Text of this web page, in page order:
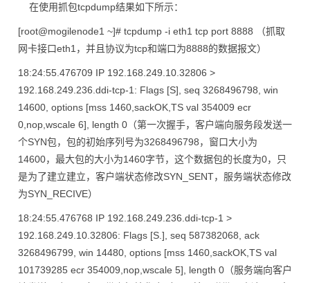
在使用抓包tcpdump结果如下所示：
[root@mogilenode1 ~]# tcpdump -i eth1 tcp port 8888 （抓取
网卡接口eth1，并且协议为tcp和端口为8888的数据报文）
18:24:55.476709 IP 192.168.249.10.32806 >
192.168.249.236.ddi-tcp-1: Flags [S], seq 3268496798, win
14600, options [mss 1460,sackOK,TS val 354009 ecr
0,nop,wscale 6], length 0（第一次握手，客户端向服务段发送一
个SYN包，包的初始序列号为3268496798，窗口大小为
14600，最大包的大小为1460字节，这个数据包的长度为0，只
是为了建立建立，客户端状态修改SYN_SENT，服务端状态修改
为SYN_RECIVE）
18:24:55.476768 IP 192.168.249.236.ddi-tcp-1 >
192.168.249.10.32806: Flags [S.], seq 587382068, ack
3268496799, win 14480, options [mss 1460,sackOK,TS val
101739285 ecr 354009,nop,wscale 5], length 0（服务端向客户